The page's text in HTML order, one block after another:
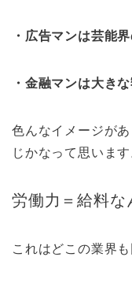
・広告マンは芸能
・金融マンは大き
色んなイメージが
じかなって思います
労働力＝給料な
これはどこの業界も